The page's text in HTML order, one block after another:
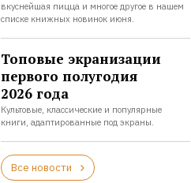
вкуснейшая пицца и многое другое в нашем
списке книжных новинок июня.
Топовые экранизации
первого полугодия
2026 года
Культовые, классические и популярные
книги, адаптированные под экраны.
Все новости